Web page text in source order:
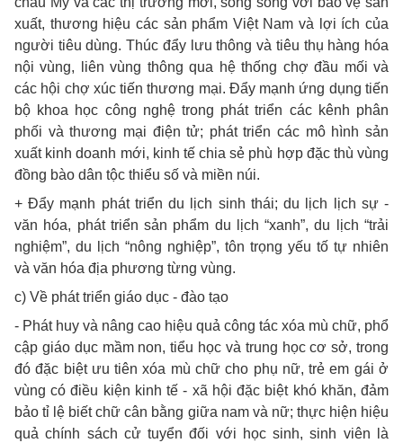
xuất, thương hiệu các sản phẩm Việt Nam và lợi ích của
người tiêu dùng. Thúc đẩy lưu thông và tiêu thụ hàng hóa
nội vùng, liên vùng thông qua hệ thống chợ đầu mối và
các hội chợ xúc tiến thương mại. Đẩy mạnh ứng dụng tiến
bộ khoa học công nghệ trong phát triển các kênh phân
phối và thương mại điện tử; phát triển các mô hình sản
xuất kinh doanh mới, kinh tế chia sẻ phù hợp đặc thù vùng
đồng bào dân tộc thiểu số và miền núi.
+ Đẩy mạnh phát triển du lịch sinh thái; du lịch lịch sự -
văn hóa, phát triển sản phẩm du lịch “xanh”, du lịch “trải
nghiệm”, du lịch “nông nghiệp”, tôn trọng yếu tố tự nhiên
và văn hóa địa phương từng vùng.
c) Về phát triển giáo dục - đào tạo
- Phát huy và nâng cao hiệu quả công tác xóa mù chữ, phổ
cập giáo dục mầm non, tiểu học và trung học cơ sở, trong
đó đặc biệt ưu tiên xóa mù chữ cho phụ nữ, trẻ em gái ở
vùng có điều kiện kinh tế - xã hội đặc biệt khó khăn, đảm
bảo tỉ lệ biết chữ cân bằng giữa nam và nữ; thực hiện hiệu
quả chính sách cử tuyển đối với học sinh, sinh viên là